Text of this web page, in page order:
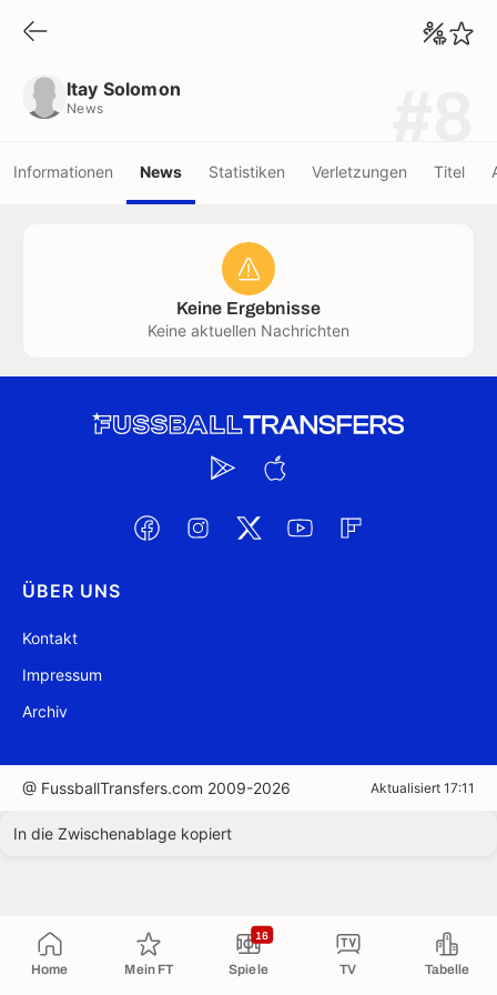
Home Mein FT Spiele
16
TV Tabelle
Itay Solomon
News
Informationen News Statistiken Verletzungen Titel
Keine Ergebnisse
Keine aktuellen Nachrichten
ÜBER UNS
Kontakt
Impressum
Archiv
@ FussballTransfers.com 2009-2026 Aktualisiert 17:11
In die Zwischenablage kopiert